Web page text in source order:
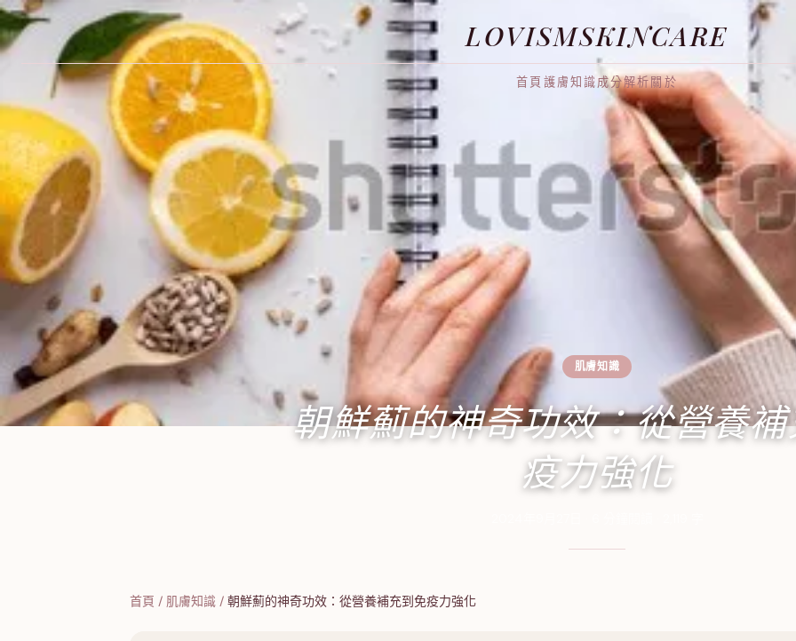
LOVISMSKINCARE
首頁 護膚知識成分解析關於
肌膚知識
朝鮮薊的神奇功效：從營養
疫力強化
首頁 / 肌膚知識 / 朝鮮薊的神奇功效：從營養補充到免疫力強化